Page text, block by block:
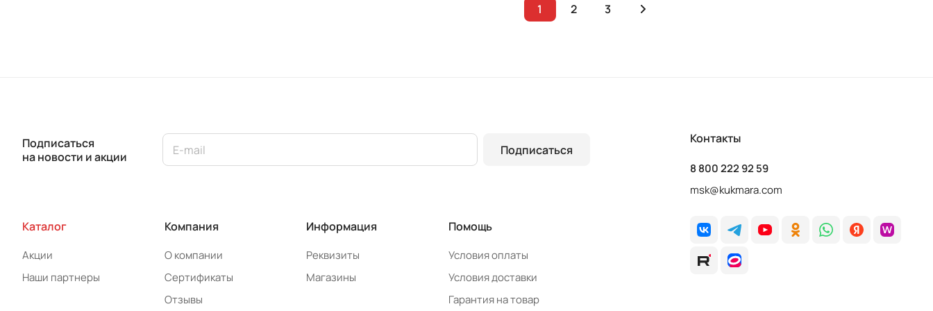
1 2 3
Подписаться
на новости и акции
Подписаться
Каталог
Акции
Наши партнеры
Компания
О компании
Сертификаты
Отзывы
Информация
Реквизиты
Магазины
Помощь
Условия оплаты
Условия доставки
Гарантия на товар
Контакты
8 800 222 92 59
msk@kukmara.com